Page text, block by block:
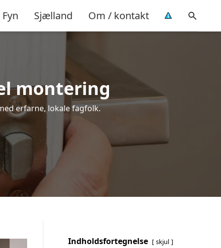
Fyn Sjælland Om / kontakt
montering
erfarne, lokale fagfolk.
Indholdsfortegnelse skjul